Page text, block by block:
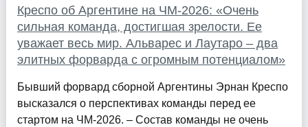
Креспо об Аргентине на ЧМ-2026: «Очень
сильная команда, достигшая зрелости. Ее
уважает весь мир. Альварес и Лаутаро – два
элитных форварда с огромным потенциалом»
Бывший форвард сборной Аргентины Эрнан Креспо
высказался о перспективах команды перед ее
стартом на ЧМ-2026. – Состав команды не очень